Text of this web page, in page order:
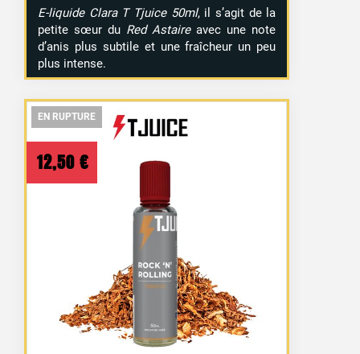
E-liquide Clara T Tjuice 50ml, il s’agit de la
petite sœur du Red Astaireavec une note
d’anis plus subtile et une fraîcheur un peu
plus intense.
EN RUPTURE
EN RUPTURE
12,50 €
EN RUPTURE